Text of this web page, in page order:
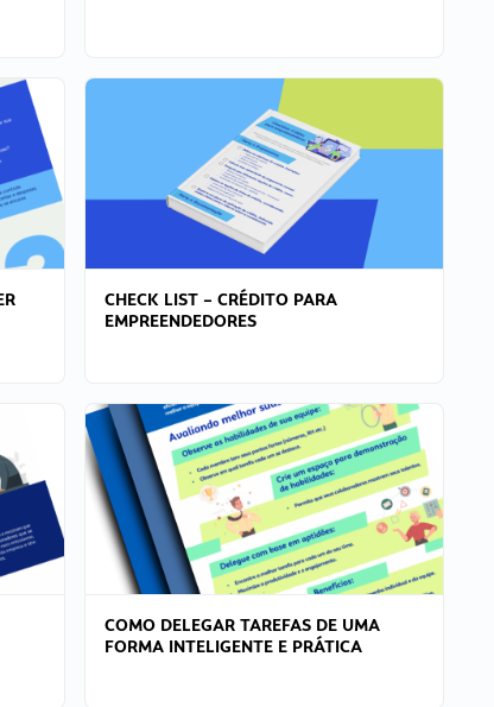
CHECK LIST – CRÉDITO PARA
EMPREENDEDORES
COMO DELEGAR TAREFAS DE UMA
FORMA INTELIGENTE E PRÁTICA